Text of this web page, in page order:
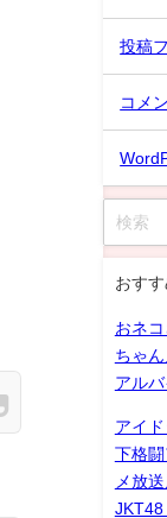
投稿
コメ
おす
おネ
ちゃ
アル
アイ
下格
メ放
JKT48